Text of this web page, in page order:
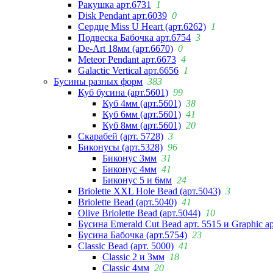
Ракушка арт.6731
1
Disk Pendant арт.6039 0
Сердце Miss U Heart (арт.6262) 1
Подвеска Бабочка арт.6754 3
De-Art 18мм (арт.6670) 0
Meteor Pendant арт.6673 4
Galactic Vertical арт.6656 1
Бусины разных форм 383
Куб бусина (арт.5601) 99
Куб 4мм (арт.5601) 38
Куб 6мм (арт.5601) 41
Куб 8мм (арт.5601) 20
Скарабей (арт. 5728) 3
Биконусы (арт.5328) 96
Биконус 3мм 31
Биконус 4мм 41
Биконус 5 и 6мм 24
Briolette XXL Hole Bead (арт.5043) 3
Briolette Bead (арт.5040) 41
Olive Briolette Bead (арт.5044) 10
Бусина Emerald Cut Bead арт. 5515 и Graphic
Бусина Бабочка (арт.5754) 23
Classic Bead (арт. 5000) 41
Classic 2 и 3мм 18
Classic 4мм 20